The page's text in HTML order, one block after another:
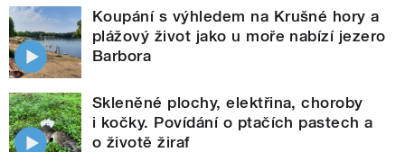
Koupání s výhledem na Krušné hory a
plážový život jako u moře nabízí jezero
Barbora
Skleněné plochy, elektřina, choroby
i kočky. Povídání o ptačích pastech a
o životě žiraf